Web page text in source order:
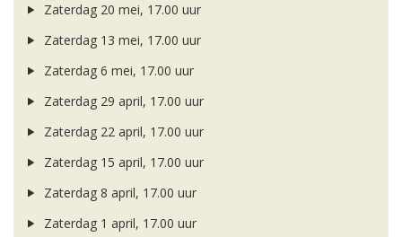
Zaterdag 20 mei, 17.00 uur
Zaterdag 13 mei, 17.00 uur
Zaterdag 6 mei, 17.00 uur
Zaterdag 29 april, 17.00 uur
Zaterdag 22 april, 17.00 uur
Zaterdag 15 april, 17.00 uur
Zaterdag 8 april, 17.00 uur
Zaterdag 1 april, 17.00 uur